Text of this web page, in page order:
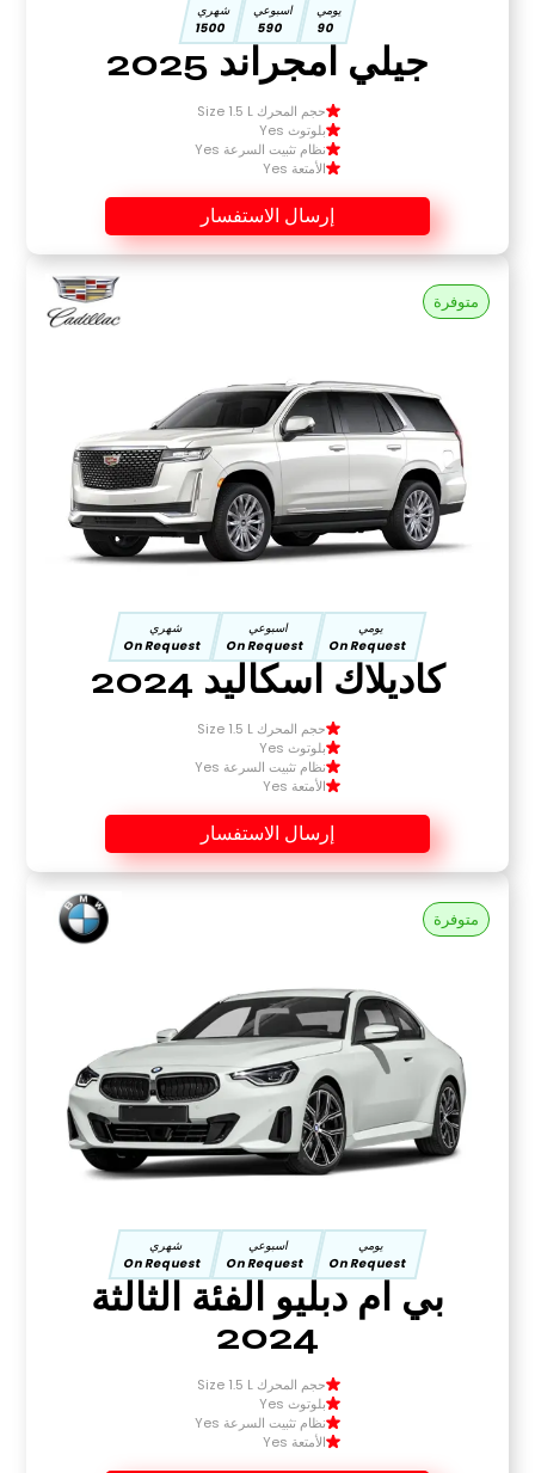
يومي
90
اسبوعي
590
شهري
1500
جيلي امجراند 2025
حجم المحرك Size 1.5 L
بلوتوث Yes
نظام تثبيت السرعة Yes
الأمتعة Yes
إرسال الاستفسار
متوفرة
يومي
On Request
اسبوعي
On Request
شهري
On Request
كاديلاك اسكاليد 2024
حجم المحرك Size 1.5 L
بلوتوث Yes
نظام تثبيت السرعة Yes
الأمتعة Yes
إرسال الاستفسار
متوفرة
يومي
On Request
اسبوعي
On Request
شهري
On Request
بي ام دبليو الفئة الثالثة
2024
حجم المحرك Size 1.5 L
بلوتوث Yes
نظام تثبيت السرعة Yes
الأمتعة Yes